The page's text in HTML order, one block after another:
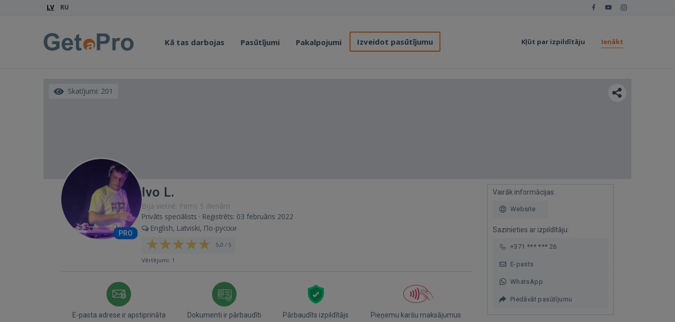
LV RU
Kā tas darbojas Pasūtījumi Pakalpojumi Izveidot pasūtījumu Kļūt par izpildītāju Ienākt
Skatījumi: 201
PRO
Ivo L.
Bija vietnē: Pirms 5 dienām
Privāts speciālists · Reģistrēts: 03 februāris 2022
English, Latviski, По-русски
5,0 / 5
Vērtējumi: 1
E-pasta adrese ir apstiprināta Dokumenti ir pārbaudīti Pārbaudīts izpildītājs Pieņemu karšu maksājumus
Vairāk informācijas:
Website
Sazinieties ar izpildītāju:
+371 *** *** 26
E-pasts
WhatsApp
Piedāvāt pasūtījumu